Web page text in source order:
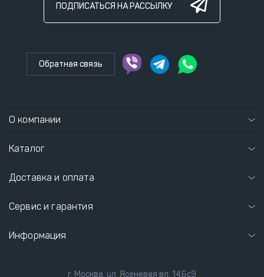
ПОДПИСАТЬСЯ НА РАССЫЛКУ
Обратная связь
О компании
Каталог
Доставка и оплата
Сервис и гарантия
Информация
г. Москва, ул. Ясеневая вл. 14Бс9